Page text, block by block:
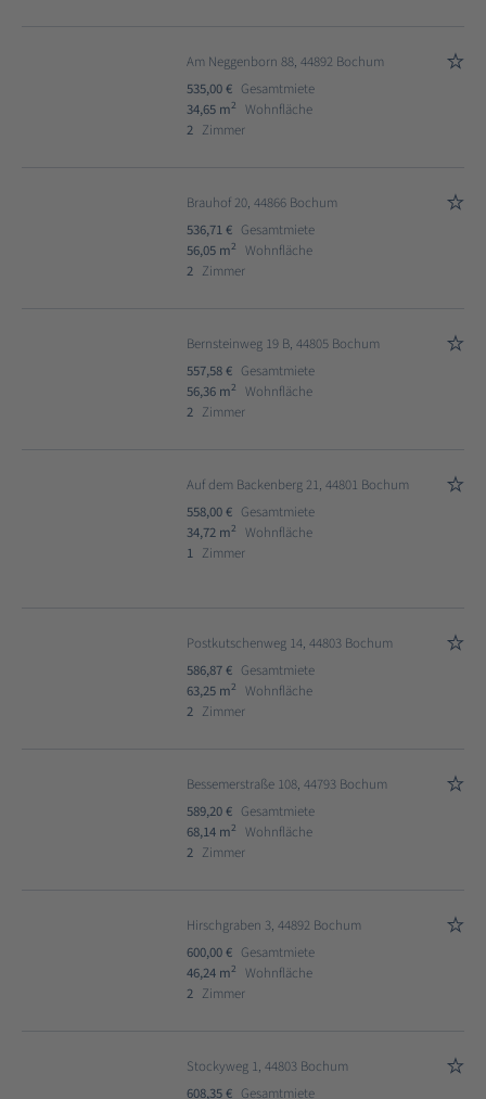
Am Neggenborn 88, 44892 Bochum
535,00 € Gesamtmiete
34,65 m2
Wohnfläche
2 Zimmer
Brauhof 20, 44866 Bochum
536,71 € Gesamtmiete
56,05 m2
Wohnfläche
2 Zimmer
Bernsteinweg 19 B, 44805 Bochum
557,58 € Gesamtmiete
56,36 m2
Wohnfläche
2 Zimmer
Auf dem Backenberg 21, 44801 Bochum
558,00 € Gesamtmiete
34,72 m2
Wohnfläche
1 Zimmer
Postkutschenweg 14, 44803 Bochum
586,87 € Gesamtmiete
63,25 m2
Wohnfläche
2 Zimmer
Bessemerstraße 108, 44793 Bochum
589,20 € Gesamtmiete
68,14 m2
Wohnfläche
2 Zimmer
Hirschgraben 3, 44892 Bochum
600,00 € Gesamtmiete
46,24 m2
Wohnfläche
2 Zimmer
Stockyweg 1, 44803 Bochum
608,35 € Gesamtmiete